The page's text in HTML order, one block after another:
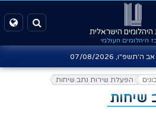
הישראלית
היהלומים העולמי
אב ה'תשפ"ו, 07/08/2026
הפעלת שירות נתב שיחות
שיחות